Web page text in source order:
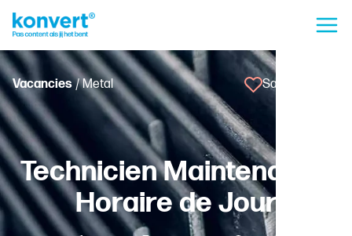
Vacancies/ Metal Save vacancy
Technicien Maintenance
Horaire de Jour